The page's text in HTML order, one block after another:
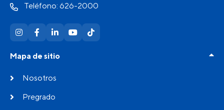
Teléfono: 626-2000
Mapa de sitio
Nosotros
Pregrado